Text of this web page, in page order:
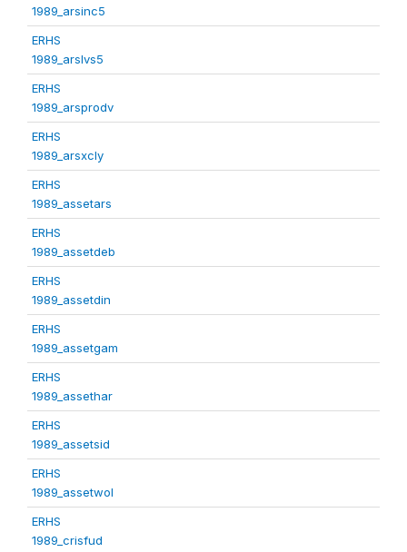
1989_arsinc5
ERHS
1989_arslvs5
ERHS
1989_arsprodv
ERHS
1989_arsxcly
ERHS
1989_assetars
ERHS
1989_assetdeb
ERHS
1989_assetdin
ERHS
1989_assetgam
ERHS
1989_assethar
ERHS
1989_assetsid
ERHS
1989_assetwol
ERHS
1989_crisfud